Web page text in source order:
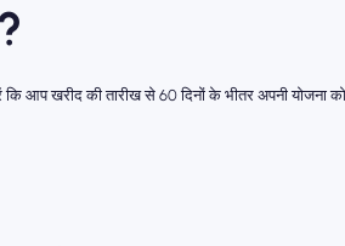
खरीद की तारीख से 60 दिनों के भीतर अपनी योजना